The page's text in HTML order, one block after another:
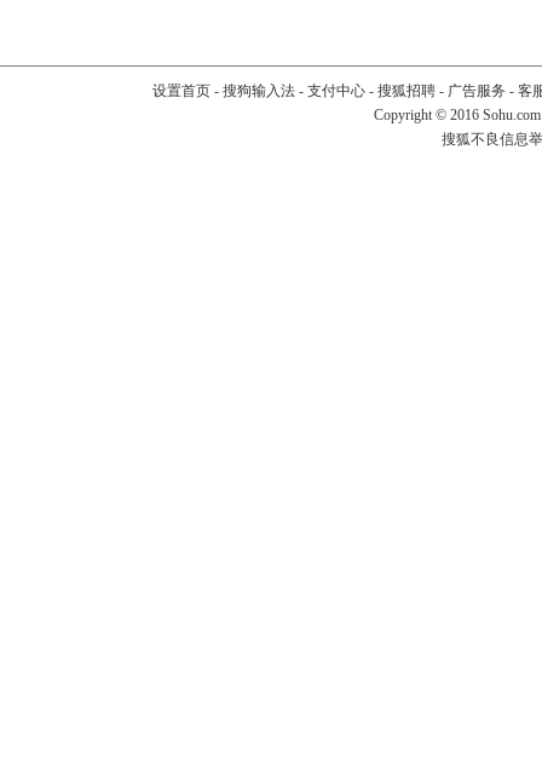
设置首页- 搜狗输入法- 支付中心- 搜狐招聘- 广告服务 - 客
Copyright © 2016
搜狐不良信息